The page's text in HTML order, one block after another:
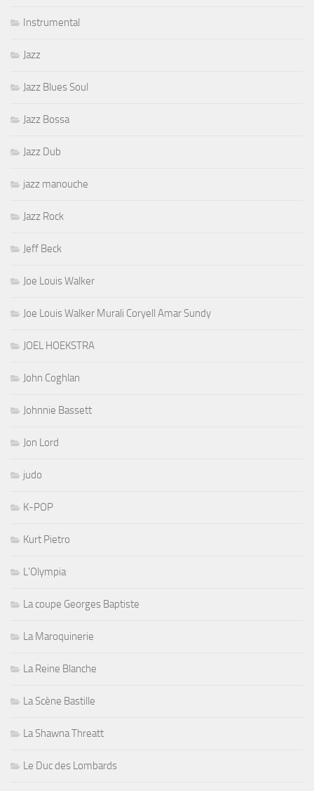
Instrumental
Jazz
Jazz Blues Soul
Jazz Bossa
Jazz Dub
jazz manouche
Jazz Rock
Jeff Beck
Joe Louis Walker
Joe Louis Walker Murali Coryell Amar Sundy
JOEL HOEKSTRA
John Coghlan
Johnnie Bassett
Jon Lord
judo
K-POP
Kurt Pietro
L'Olympia
La coupe Georges Baptiste
La Maroquinerie
La Reine Blanche
La Scène Bastille
La Shawna Threatt
Le Duc des Lombards